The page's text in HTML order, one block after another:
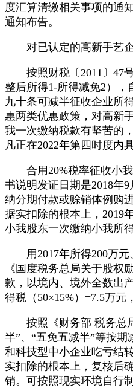
度汇算清缴相关事项的通
通知布告。
对已认定的高新手艺企
按照财税〔2011〕47号
整后所得1-所得减免2），
九十条可减半征收企业所
惠两类优惠政策，对高新
我一次缴纳税款有坚苦的
凡正在2022年第四时度内
合用20%税率征收小我
书说明发证日期是2018年
纳分期付款或赊销体例购
据实扣除的根本上，2019
小我股东一次缴纳小我所
用2017年所得200万元
《国度税务总局关于股
款，以境内、境外全数出
得税（50×15%）=7.5万元
按照《财务部 税务总局
半”、“五免五减半”等按
和科技型中小企业吃亏结
实扣除的根本上，复核后
销。可按照现实环境自行